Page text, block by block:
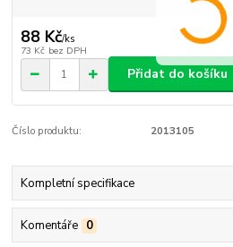
88 Kč/ks
73 Kč bez DPH
Přidat do košíku
Číslo produktu: 2013105
Kompletní specifikace
Komentáře 0